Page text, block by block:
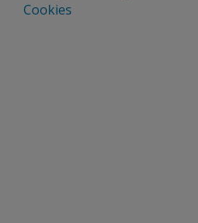
Cookies